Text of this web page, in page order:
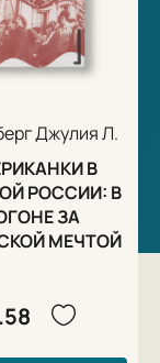
Джулия Л.
В
РОССИИ: В
ЗА
МЕЧТОЙ